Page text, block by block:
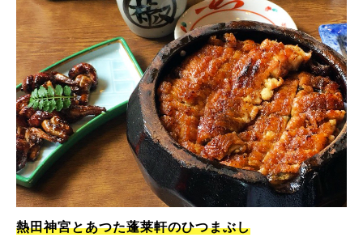
熱田神宮とあつた蓬莱軒のひつまぶし